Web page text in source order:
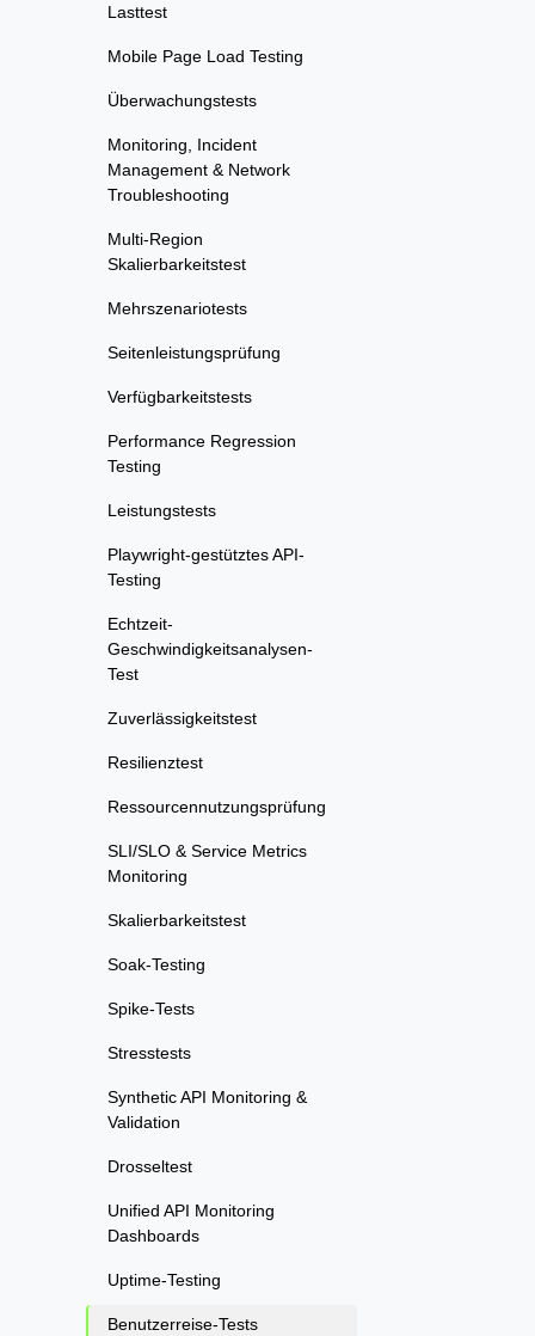
Lasttest
Mobile Page Load Testing
Überwachungstests
Monitoring, Incident
Management & Network
Troubleshooting
Multi-Region
Skalierbarkeitstest
Mehrszenariotests
Seitenleistungsprüfung
Verfügbarkeitstests
Performance Regression
Testing
Leistungstests
Playwright-gestütztes API-
Testing
Echtzeit-
Geschwindigkeitsanalysen-
Test
Zuverlässigkeitstest
Resilienztest
Ressourcennutzungsprüfung
SLI/SLO & Service Metrics
Monitoring
Skalierbarkeitstest
Soak-Testing
Spike-Tests
Stresstests
Synthetic API Monitoring &
Validation
Drosseltest
Unified API Monitoring
Dashboards
Uptime-Testing
Benutzerreise-Tests